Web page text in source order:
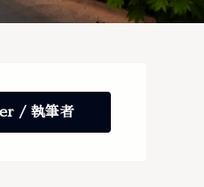
/ 執筆者